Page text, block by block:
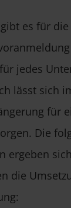
es für
jedes
lässt sich
für
Die
ergeben
die